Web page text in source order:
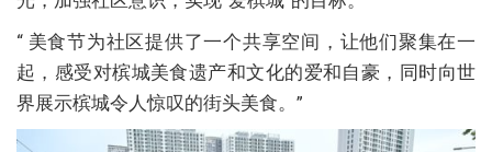
“ 美食节为社区提供了一个共享空间，让他们聚集在一
起，感受对槟城美食遗产和文化的爱和自豪，同时向世
界展示槟城令人惊叹的街头美食。”